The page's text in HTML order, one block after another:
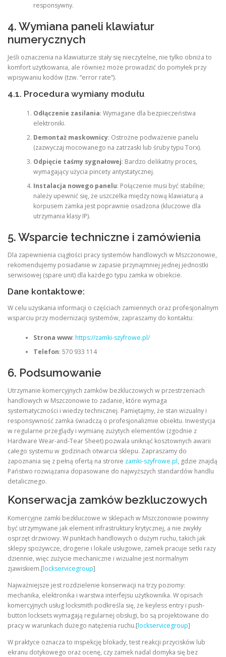
responsywny.
4. Wymiana paneli klawiatur
numerycznych
Jeśli oznaczenia na klawiaturze stały się nieczytelne, nie tylko obniża to
komfort użytkowania, ale również może prowadzić do pomyłek przy
wpisywaniu kodów (tzw. “error rate”).
4.1. Procedura wymiany modułu
Odłączenie zasilania: Wymagane dla bezpieczeństwa
elektroniki.
Demontaż maskownicy: Ostrożne podważenie panelu
(zazwyczaj mocowanego na zatrzaski lub śruby typu Torx).
Odpięcie taśmy sygnałowej: Bardzo delikatny proces,
wymagający użycia pincety antystatycznej.
Instalacja nowego panelu: Połączenie musi być stabilne;
należy upewnić się, że uszczelka między nową klawiaturą a
korpusem zamka jest poprawnie osadzona (kluczowe dla
utrzymania klasy IP).
5. Wsparcie techniczne i zamówienia
Dla zapewnienia ciągłości pracy systemów handlowych w Mszczonowie,
rekomendujemy posiadanie w zapasie przynajmniej jednej jednostki
serwisowej (spare unit) dla każdego typu zamka w obiekcie.
Dane kontaktowe:
W celu uzyskania informacji o częściach zamiennych oraz profesjonalnym
wsparciu przy modernizacji systemów, zapraszamy do kontaktu:
Strona www: https://zamki-szyfrowe.pl/
Telefon: 570 933 114
6. Podsumowanie
Utrzymanie komercyjnych zamków bezkluczowych w przestrzeniach
handlowych w Mszczonowie to zadanie, które wymaga
systematyczności i wiedzy technicznej. Pamiętajmy, że stan wizualny i
responsywność zamka świadczą o profesjonalizmie obiektu. Inwestycja
w regularne przeglądy i wymianę zużytych elementów (zgodnie z
Hardware Wear-and-Tear Sheet) pozwala uniknąć kosztownych awarii
całego systemu w godzinach otwarcia sklepu. Zapraszamy do
zapoznania się z pełną ofertą na stronie zamki-szyfrowe.pl, gdzie znajdą
Państwo rozwiązania dopasowane do najwyższych standardów handlu
detalicznego.
Konserwacja zamków bezkluczowych
Komercyjne zamki bezkluczowe w sklepach w Mszczonowie powinny
być utrzymywane jak element infrastruktury krytycznej, a nie zwykły
osprzęt drzwiowy. W punktach handlowych o dużym ruchu, takich jak
sklepy spożywcze, drogerie i lokale usługowe, zamek pracuje setki razy
dziennie, więc zużycie mechaniczne i wizualne jest normalnym
zjawiskiem.[lockservicegroup]
Najważniejsze jest rozdzielenie konserwacji na trzy poziomy:
mechanika, elektronika i warstwa interfejsu użytkownika. W opisach
komercyjnych usług locksmith podkreśla się, że keyless entry i push-
button locksets wymagają regularnej obsługi, bo są projektowane do
pracy w warunkach dużego natężenia ruchu.[lockservicegroup]
W praktyce oznacza to inspekcję blokady, test reakcji przycisków lub
ekranu dotykowego oraz ocenę, czy zamek nadal domyka się bez